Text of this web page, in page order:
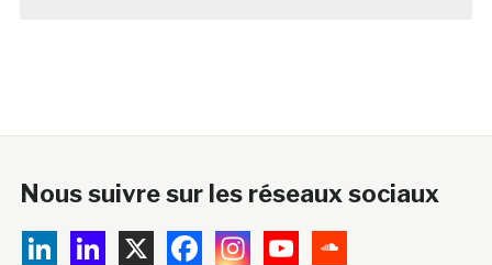
Nous suivre sur les réseaux sociaux